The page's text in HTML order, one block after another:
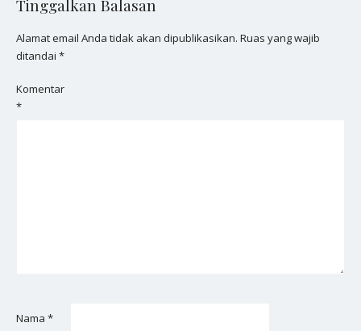
Tinggalkan Balasan
Alamat email Anda tidak akan dipublikasikan. Ruas yang wajib
ditandai *
Komentar
*
Nama *